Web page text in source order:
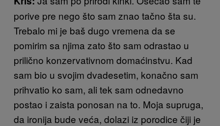
porive pre nego što sam znao tačno šta su.
Trebalo mi je baš dugo vremena da se
pomirim sa njima zato što sam odrastao u
prilično konzervativnom domaćinstvu. Kad
sam bio u svojim dvadesetim, konačno sam
prihvatio ko sam, ali tek sam odnedavno
postao i zaista ponosan na to. Moja supruga,
da ironija bude veća, dolazi iz porodice čiji je